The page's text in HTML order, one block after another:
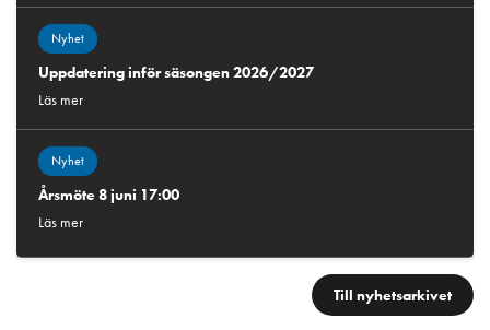
Nyhet
Uppdatering inför säsongen 2026/2027
Läs mer
Nyhet
Årsmöte 8 juni 17:00
Läs mer
Till nyhetsarkivet